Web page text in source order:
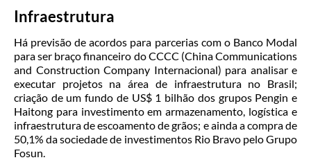
Infraestrutura
Há previsão de acordos para parcerias com o Banco Modal
para ser braço financeiro do CCCC (China Communications
and Construction Company Internacional) para analisar e
executar projetos na área de infraestrutura no Brasil;
criação de um fundo de US$ 1 bilhão dos grupos Pengin e
Haitong para investimento em armazenamento, logística e
infraestrutura de escoamento de grãos; e ainda a compra de
50,1% da sociedade de investimentos Rio Bravo pelo Grupo
Fosun.